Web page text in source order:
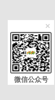
微信公众号